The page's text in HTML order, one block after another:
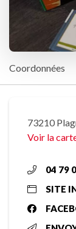
Coordonnées
73210
Voir la
04 79
SITE